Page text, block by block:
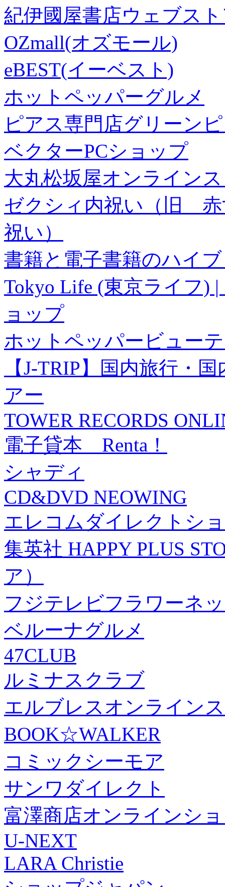
紀伊國屋書店ウェブス
OZmall(オズモール)
eBEST(イーベスト)
ホットペッパーグルメ
ピアス専門店グリーン
ベクターPCショップ
大丸松坂屋オンライン
ゼクシィ内祝い（旧 赤
祝い）
書籍と電子書籍のハイ
Tokyo Life (東京ライフ)
ョップ
ホットペッパービュー
【J-TRIP】国内旅行・
アー
TOWER RECORDS
電子貸本 Renta！
シャディ
CD&DVD NEOWING
エレコムダイレクトシ
集英社 HAPPY PLUS
ア）
フジテレビフラワーネ
ベルーナグルメ
47CLUB
ルミナスクラブ
エルブレスオンライン
BOOK☆WALKER
コミックシーモア
サンワダイレクト
富澤商店オンラインシ
U-NEXT
LARA Christie